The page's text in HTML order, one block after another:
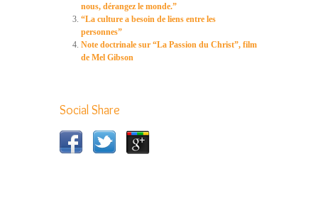
nous, dérangez le monde.”
“La culture a besoin de liens entre les
personnes”
Note doctrinale sur “La Passion du Christ”, film
de Mel Gibson
Social Share